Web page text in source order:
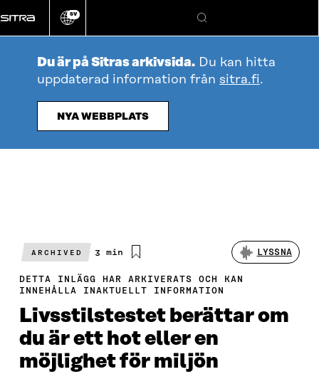
direkt
till
Ändra
språk
SV
Sök
Du är på Sitras arkivsida. Du kan hitta
uppdaterad information från sitra.fi.
NYA WEBBPLATS
ARCHIVED
Beräknad
3 min LYSSNA
DETTA INLÄGG HAR ARKIVERATS OCH KAN
INNEHÅLLA INAKTUELLT INFORMATION
Livsstilstestet berättar om
du är ett hot eller en
möjlighet för miljön